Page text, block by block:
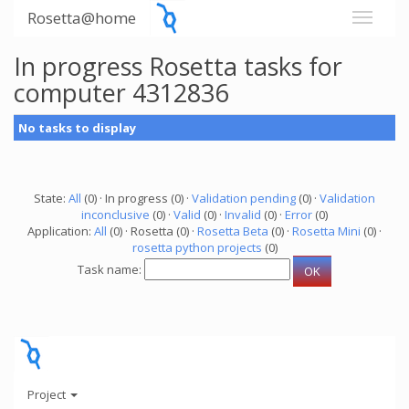
Rosetta@home
In progress Rosetta tasks for
computer 4312836
No tasks to display
State: All (0) · In progress (0) · Validation pending (0) · Validation
inconclusive (0) · Valid (0) · Invalid (0) · Error (0)
Application: All (0) · Rosetta (0) · Rosetta Beta (0) · Rosetta Mini (0) ·
rosetta python projects (0)
Task name:
Project